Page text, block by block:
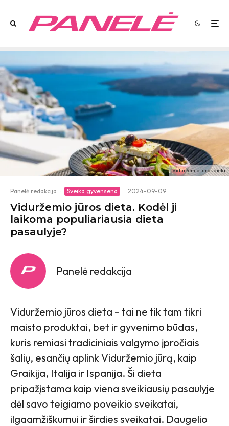
Viduržemio jūros dieta
Panelė redakcija · Sveika gyvensena · 2024-09-09
Viduržemio jūros dieta. Kodėl ji
laikoma populiariausia dieta
pasaulyje?
Panelė redakcija
Viduržemio jūros dieta – tai ne tik tam tikri
maisto produktai, bet ir gyvenimo būdas,
kuris remiasi tradiciniais valgymo įpročiais
šalių, esančių aplink Viduržemio jūrą, kaip
Graikija, Italija ir Ispanija. Ši dieta
pripažįstama kaip viena sveikiausių pasaulyje
dėl savo teigiamo poveikio sveikatai,
ilgaamžiškumui ir širdies sveikatai. Daugelio